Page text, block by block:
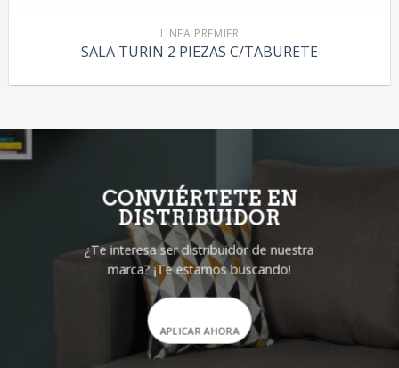
LÍNEA PREMIER
SALA TURIN 2 PIEZAS C/TABURETE
CONVIÉRTETE EN
DISTRIBUIDOR
¿Te interesa ser distribuidor de nuestra
marca? ¡Te estamos buscando!
APLICAR AHORA